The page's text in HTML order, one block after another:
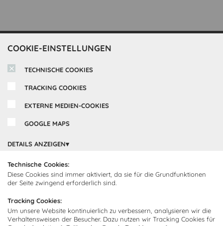
COOKIE-EINSTELLUNGEN
TECHNISCHE COOKIES
TRACKING COOKIES
EXTERNE MEDIEN-COOKIES
GOOGLE MAPS
DETAILS ANZEIGEN
Technische Cookies:
Diese Cookies sind immer aktiviert, da sie für die Grundfunktionen
der Seite zwingend erforderlich sind.
Tracking Cookies:
Um unsere Website kontinuierlich zu verbessern, analysieren wir die
Verhaltensweisen der Besucher. Dazu nutzen wir Tracking Cookies für
Über Cocooning24
Über uns
Impressum
Zahlarten
Abholorte
Newsletter abonnieren
Abonnieren Sie unseren
Newsletter und empfangen Sie
Neuigkeiten und Angebote